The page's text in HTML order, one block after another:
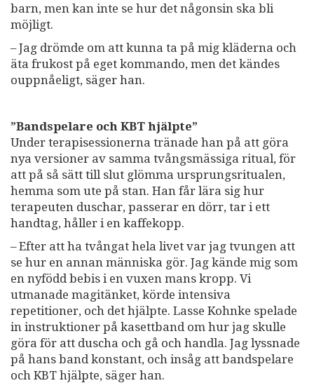
barn, men kan inte se hur det någonsin ska bli
möjligt.
– Jag drömde om att kunna ta på mig kläderna och
äta frukost på eget kommando, men det kändes
ouppnåeligt, säger han.
”Bandspelare och KBT hjälpte”
Under terapisessionerna tränade han på att göra
nya versioner av samma tvångsmässiga ritual, för
att på så sätt till slut glömma ursprungsritualen,
hemma som ute på stan. Han får lära sig hur
terapeuten duschar, passerar en dörr, tar i ett
handtag, håller i en kaffekopp.
– Efter att ha tvångat hela livet var jag tvungen att
se hur en annan människa gör. Jag kände mig som
en nyfödd bebis i en vuxen mans kropp. Vi
utmanade magitänket, körde intensiva
repetitioner, och det hjälpte. Lasse Kohnke spelade
in instruktioner på kasettband om hur jag skulle
göra för att duscha och gå och handla. Jag lyssnade
på hans band konstant, och insåg att bandspelare
och KBT hjälpte, säger han.